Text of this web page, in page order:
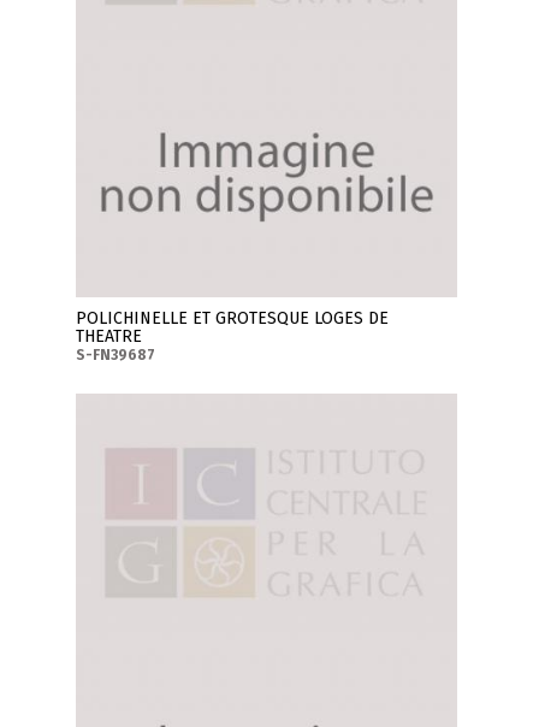
POLICHINELLE ET GROTESQUE LOGES DE
THEATRE
S-FN39687